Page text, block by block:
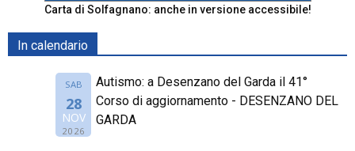
Carta di Solfagnano: anche in versione accessibile!
In calendario
SAB
28
NOV
2026
Autismo: a Desenzano del Garda il 41°
Corso di aggiornamento - DESENZANO DEL
GARDA